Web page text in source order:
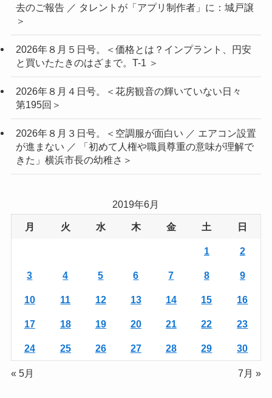
去のご報告 ／ タレントが「アプリ制作者」に：城戸譲
＞
2026年８月５日号。＜価格とは？インプラント、円安
と買いたたきのはざまで。T-1 ＞
2026年８月４日号。＜花房観音の輝いていない日々
第195回＞
2026年８月３日号。＜空調服が面白い ／ エアコン設置
が進まない ／ 「初めて人権や職員尊重の意味が理解で
きた」横浜市長の幼稚さ＞
2019年6月
月 火 水 木 金 土 日
1 2
3 4 5 6 7 8 9
10 11 12 13 14 15 16
17 18 19 20 21 22 23
24 25 26 27 28 29 30
« 5月 7月 »